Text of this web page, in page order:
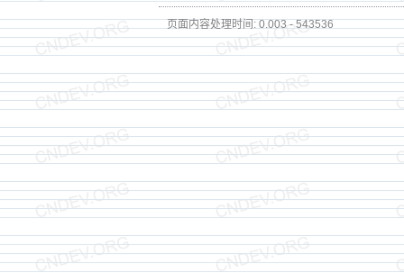
页面内容处理时间: 0.003 - 543536